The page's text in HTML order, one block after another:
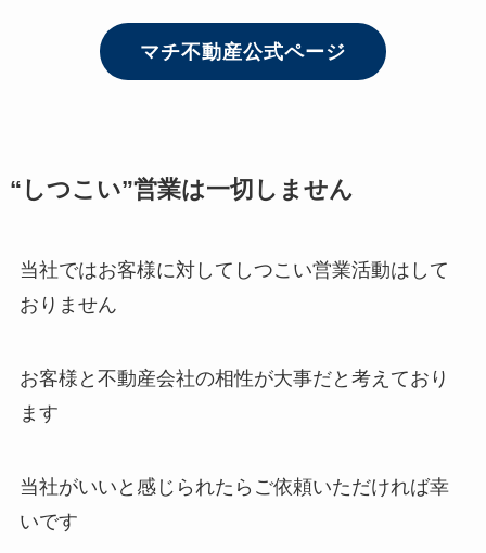
マチ不動産公式ページ
“しつこい”営業は一切しません
当社ではお客様に対してしつこい営業活動はして
おりません
お客様と不動産会社の相性が大事だと考えており
ます
当社がいいと感じられたらご依頼いただければ幸
いです